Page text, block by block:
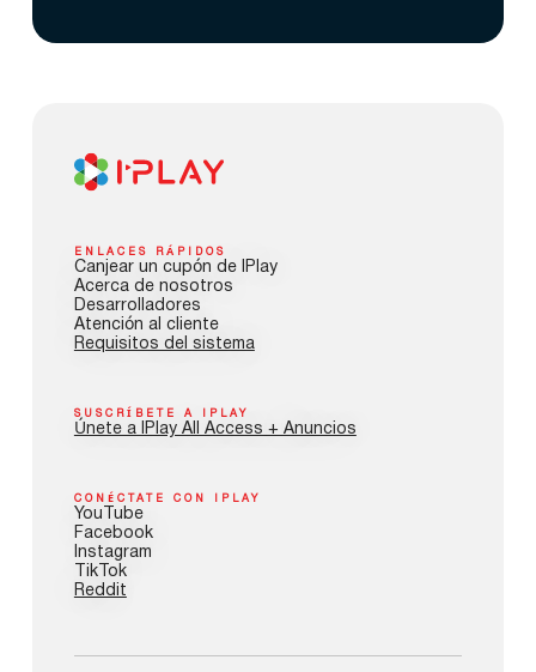
ENLACES RÁPIDOS
Canjear un cupón de IPlay
Acerca de nosotros
Desarrolladores
Atención al cliente
Requisitos del sistema
SUSCRÍBETE A IPLAY
Únete a IPlay All Access + Anuncios
CONÉCTATE CON IPLAY
YouTube
Facebook
Instagram
TikTok
Reddit